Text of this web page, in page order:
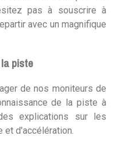
pas à souscrire à
avec un magnifique
piste
de nos moniteurs de
de la piste à
explications sur les
d'accélération.